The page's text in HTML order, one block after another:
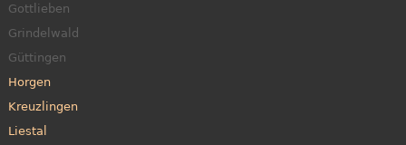
Gottlieben
Grindelwald
Güttingen
Horgen
Kreuzlingen
Liestal